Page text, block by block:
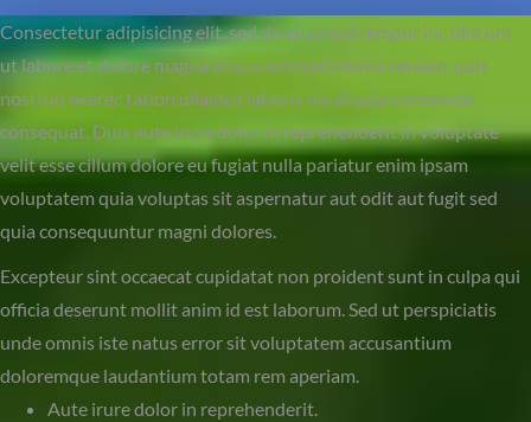
Consectetur adipisicing elit, sed do eiusmod tempor inc idid unt
ut labore et dolore magna aliqua enim ad minim veniam, quis
nostrud exerec tation ullamco laboris nis aliquip commodo
consequat. Duis aute irure dolor in reprehenderit in voluptate
velit esse cillum dolore eu fugiat nulla pariatur enim ipsam
voluptatem quia voluptas sit aspernatur aut odit aut fugit sed
quia consequuntur magni dolores.
Excepteur sint occaecat cupidatat non proident sunt in culpa qui
officia deserunt mollit anim id est laborum. Sed ut perspiciatis
unde omnis iste natus error sit voluptatem accusantium
doloremque laudantium totam rem aperiam.
Aute irure dolor in reprehenderit.